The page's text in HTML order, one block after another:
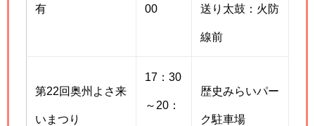
有 00 送り太鼓：火防
線前
第22回奥州よさ来
いまつり
17：30
～20：
歴史みらいパー
ク駐車場